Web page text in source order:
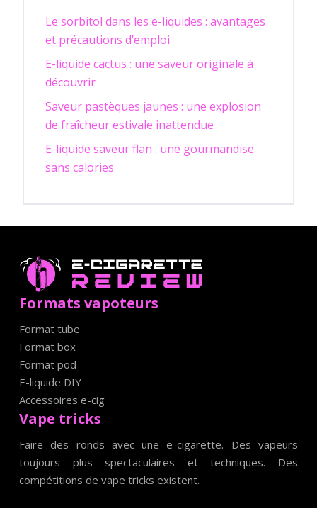
Le sorbitol dans les e-liquides : avantages
et précautions d’emploi
E-liquide cactus : une saveur originale à
découvrir
Saveur pastèques jaunes : une explosion
de fraîcheur estivale inattendue
E-liquide saveur flan : une gourmandise
sans calories
Formats vapoteurs
Format tube
Format box
Format pod
E-liquide DIY
Accessoires e-cig
Vape tricks
Faire des ronds avec une e-cigarette. Des vapeurs
toujours plus spectaculaires et techniques. Des
compétitions de vape tricks existent.